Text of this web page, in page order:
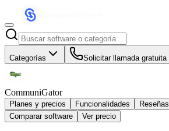
Categorías Solicitar llamada gratuita
CommuniGator
Planes y precios Funcionalidades
Reseñas
Comparar software
Ver precio